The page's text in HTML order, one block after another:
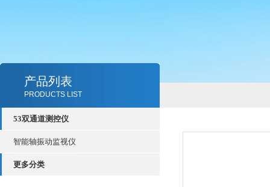
产品列表
PRODUCTS LIST
53双通道测控仪
智能轴振动监视仪
更多分类